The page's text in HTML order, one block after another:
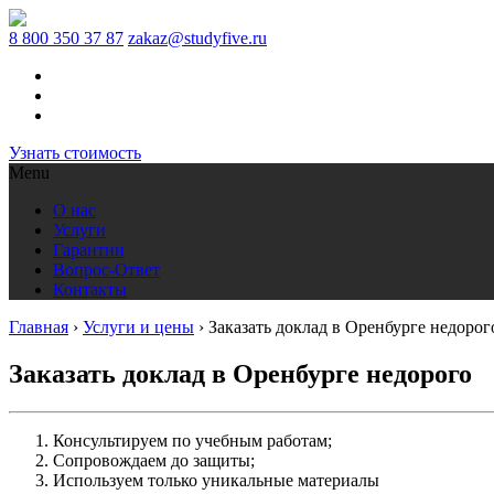
8 800 350 37 87 zakaz@studyfive.ru
Узнать стоимость
Menu
О нас
Услуги
Гарантии
Вопрос-Ответ
Контакты
Главная › Услуги и цены › Заказать доклад в Оренбурге
Заказать доклад в Оренбурге недорого
Консультируем по учебным работам;
Сопровождаем до защиты;
Используем только уникальные материалы